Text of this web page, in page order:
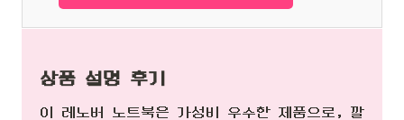
상품 설명 후기
이 레노버 노트북은 가성비 우수한 제품으로, 깔